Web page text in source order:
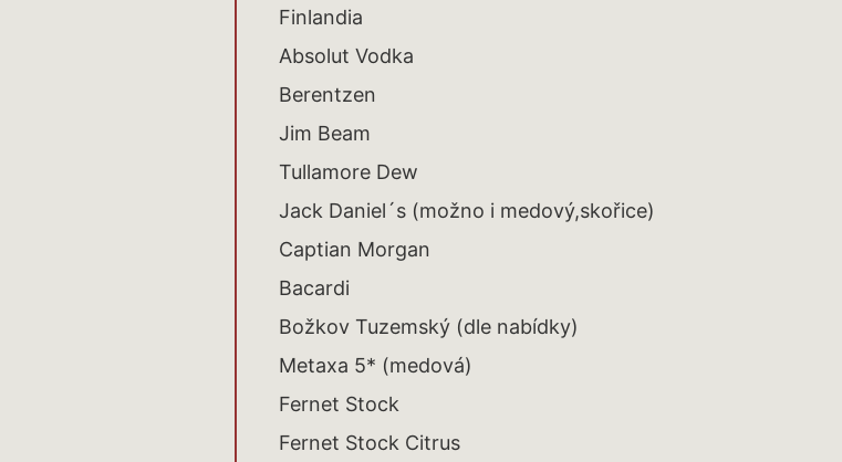
Finlandia
Absolut Vodka
Berentzen
Jim Beam
Tullamore Dew
Jack Daniel´s (možno i medový,skořice)
Captian Morgan
Bacardi
Božkov Tuzemský (dle nabídky)
Metaxa 5* (medová)
Fernet Stock
Fernet Stock Citrus